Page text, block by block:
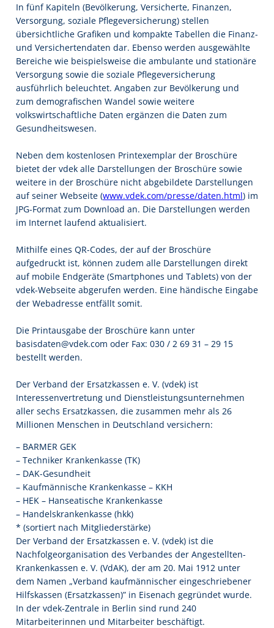
In fünf Kapiteln (Bevölkerung, Versicherte, Finanzen,
Versorgung, soziale Pflegeversicherung) stellen
übersichtliche Grafiken und kompakte Tabellen die Finanz-
und Versichertendaten dar. Ebenso werden ausgewählte
Bereiche wie beispielsweise die ambulante und stationäre
Versorgung sowie die soziale Pflegeversicherung
ausführlich beleuchtet. Angaben zur Bevölkerung und
zum demografischen Wandel sowie weitere
volkswirtschaftliche Daten ergänzen die Daten zum
Gesundheitswesen.
Neben dem kostenlosen Printexemplar der Broschüre
bietet der vdek alle Darstellungen der Broschüre sowie
weitere in der Broschüre nicht abgebildete Darstellungen
auf seiner Webseite (www.vdek.com/presse/daten.html) im
JPG-Format zum Download an. Die Darstellungen werden
im Internet laufend aktualisiert.
Mithilfe eines QR-Codes, der auf der Broschüre
aufgedruckt ist, können zudem alle Darstellungen direkt
auf mobile Endgeräte (Smartphones und Tablets) von der
vdek-Webseite abgerufen werden. Eine händische Eingabe
der Webadresse entfällt somit.
Die Printausgabe der Broschüre kann unter
basisdaten@vdek.com oder Fax: 030 / 2 69 31 – 29 15
bestellt werden.
Der Verband der Ersatzkassen e. V. (vdek) ist
Interessenvertretung und Dienstleistungsunternehmen
aller sechs Ersatzkassen, die zusammen mehr als 26
Millionen Menschen in Deutschland versichern:
– BARMER GEK
– Techniker Krankenkasse (TK)
– DAK-Gesundheit
– Kaufmännische Krankenkasse – KKH
– HEK – Hanseatische Krankenkasse
– Handelskrankenkasse (hkk)
* (sortiert nach Mitgliederstärke)
Der Verband der Ersatzkassen e. V. (vdek) ist die
Nachfolgeorganisation des Verbandes der Angestellten-
Krankenkassen e. V. (VdAK), der am 20. Mai 1912 unter
dem Namen „Verband kaufmännischer eingeschriebener
Hilfskassen (Ersatzkassen)” in Eisenach gegründet wurde.
In der vdek-Zentrale in Berlin sind rund 240
Mitarbeiterinnen und Mitarbeiter beschäftigt.